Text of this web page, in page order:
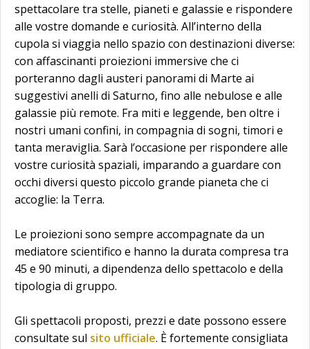
spettacolare tra stelle, pianeti e galassie e rispondere
alle vostre domande e curiosità. All’interno della
cupola si viaggia nello spazio con destinazioni diverse:
con affascinanti proiezioni immersive che ci
porteranno dagli austeri panorami di Marte ai
suggestivi anelli di Saturno, fino alle nebulose e alle
galassie più remote. Fra miti e leggende, ben oltre i
nostri umani confini, in compagnia di sogni, timori e
tanta meraviglia. Sarà l’occasione per rispondere alle
vostre curiosità spaziali, imparando a guardare con
occhi diversi questo piccolo grande pianeta che ci
accoglie: la Terra.
Le proiezioni sono sempre accompagnate da un
mediatore scientifico e hanno la durata compresa tra
45 e 90 minuti, a dipendenza dello spettacolo e della
tipologia di gruppo.
Gli spettacoli proposti, prezzi e date possono essere
consultate sul sito ufficiale. È fortemente consigliata